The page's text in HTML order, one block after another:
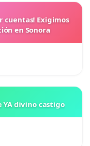
cuentas! Exigimos
en Sonora
YA divino castigo